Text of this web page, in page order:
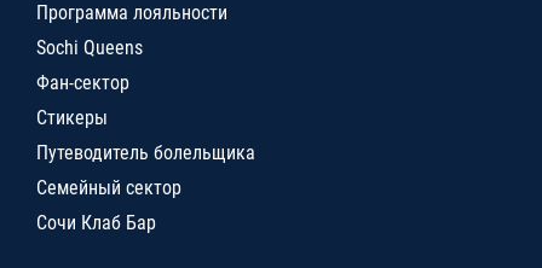
Программа лояльности
Sochi Queens
Фан-сектор
Стикеры
Путеводитель болельщика
Семейный сектор
Сочи Клаб Бар